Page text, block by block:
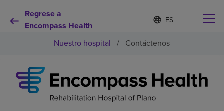
Regrese a
Encompass Health
Lista
de
contraída
d
o
s
e
e
Por qué debe elegirnos
Nuestro hospital / Contáctenos